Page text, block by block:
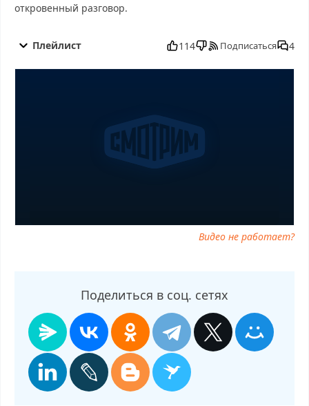
откровенный разговор.
от 13.11.2025 смотреть онлайн, Малахов от 13.11.2025
выпуск, Малахов от 13.11.2025 сегодня смотреть, Малахов от
телепередача, прямой эфир Малахов от 13.11.2025 онлайн
бесплатно, программа Малахов от 13.11.2025, смотреть
Малахов от 13.11.2025 онлайн, самое интересное в Малахов от
13.11.2025, Малахов от 13.11.2025 смотреть сегодня, смотреть
Плейлист 114 Подписаться 4
Видео не работает?
Поделиться в соц. сетях